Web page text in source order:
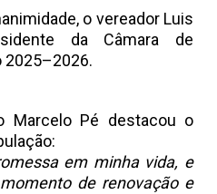
o vereador Luis
da Câmara de
2025–2026.
Marcelo Pé destacou o
em minha vida, e
de renovação e